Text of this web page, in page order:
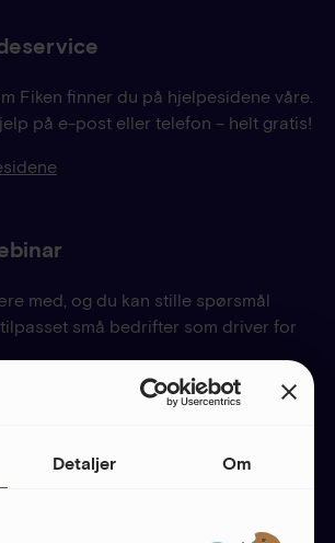
Detaljer Om
Fiken finner du på hjelpesidene våre.
på e-post eller telefon – helt gratis!
med, og du kan stille spørsmål
små bedrifter som driver for